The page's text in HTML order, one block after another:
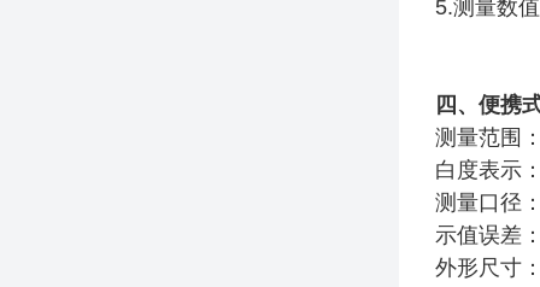
5.测量数
四、便携
测量范围
白度表示
测量口径
示值误差
外形尺寸